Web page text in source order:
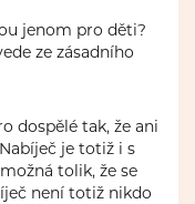
jenom pro děti?
ze zásadního
dospělé tak, že ani
je totiž i s
tolik, že se
není totiž nikdo